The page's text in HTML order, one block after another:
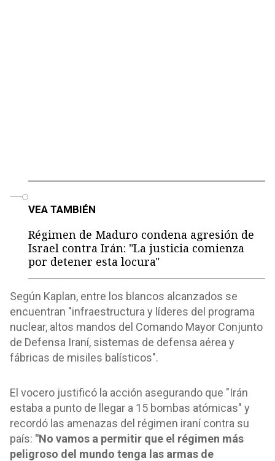
VEA TAMBIÉN
Régimen de Maduro condena agresión de
Israel contra Irán: "La justicia comienza
por detener esta locura"
Según Kaplan, entre los blancos alcanzados se
encuentran "infraestructura y líderes del programa
nuclear, altos mandos del Comando Mayor Conjunto
de Defensa Iraní, sistemas de defensa aérea y
fábricas de misiles balísticos".
El vocero justificó la acción asegurando que "Irán
estaba a punto de llegar a 15 bombas atómicas" y
recordó las amenazas del régimen iraní contra su
país: "No vamos a permitir que el régimen más
peligroso del mundo tenga las armas de